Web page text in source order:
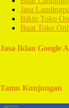
Jasa
Bikin Toko
Buat Toko
Jasa Iklan Google
Tamu Kunjungan